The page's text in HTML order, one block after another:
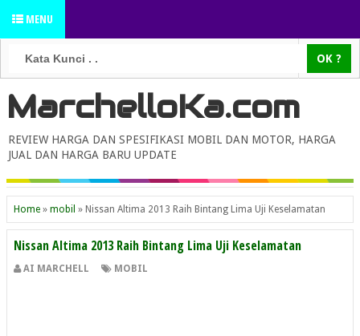
MENU
MarchelloKa.com
REVIEW HARGA DAN SPESIFIKASI MOBIL DAN MOTOR, HARGA
JUAL DAN HARGA BARU UPDATE
Home » mobil » Nissan Altima 2013 Raih Bintang Lima Uji Keselamatan
Nissan Altima 2013 Raih Bintang Lima Uji Keselamatan
AI MARCHELL MOBIL